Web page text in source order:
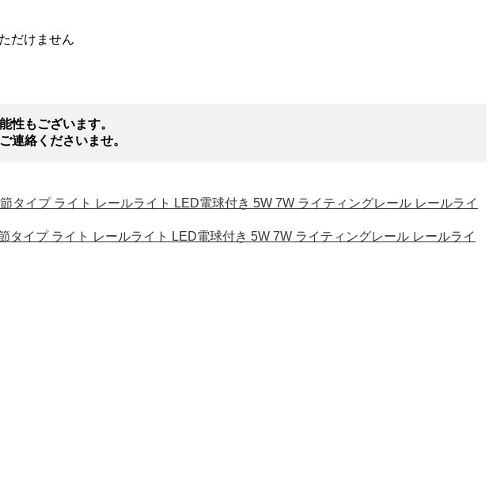
だけません
性もございます。
連絡くださいませ。
イプ ライト レールライト LED電球付き 5W 7W ライティングレール レールライ
イプ ライト レールライト LED電球付き 5W 7W ライティングレール レールライ